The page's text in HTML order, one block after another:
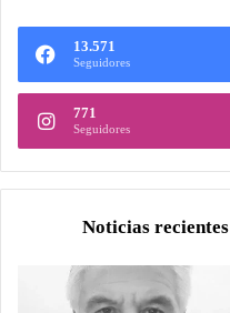
13.571
Seguidores
771
Seguidores
Noticias recientes